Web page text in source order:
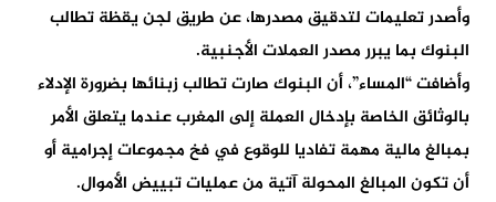
وأصدر تعليمات لتدقيق مصدرها، عن طريق لجن يقظة تطالب
البنوك بما يبرر مصدر العملات الأجنبية.
وأضافت “المساء”، أن البنوك صارت تطالب زبنائها بضرورة الإدلاء
بالوثائق الخاصة بإدخال العملة إلى المغرب عندما يتعلق الأمر
بمبالغ مالية مهمة تفاديا للوقوع في فخ مجموعات إجرامية أو
أن تكون المبالغ المحولة آتية من عمليات تبييض الأموال.